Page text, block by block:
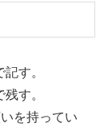
す。
す。
を持ってい